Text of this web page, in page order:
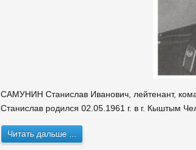
САМУНИН Станислав Иванович, лейтенант,
Станислав родился 02.05.1961 г. в г. Кыштым
Читать дальше ...